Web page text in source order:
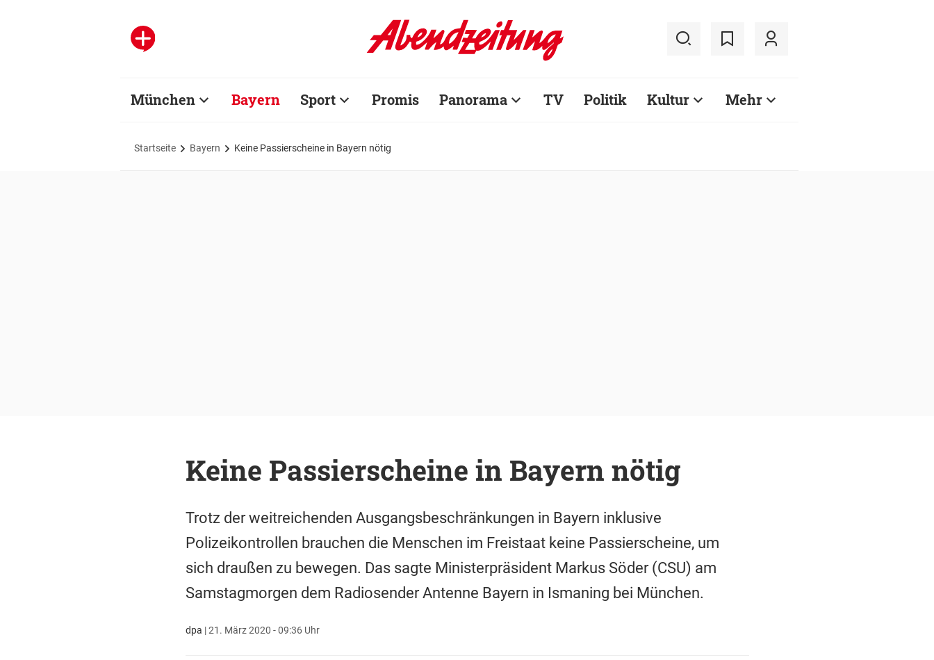
München Bayern Sport Promis Panorama TV Politik Kultur Mehr
Startseite Bayern Keine Passierscheine in Bayern nötig
Keine Passierscheine in Bayern nötig
Trotz der weitreichenden Ausgangsbeschränkungen in Bayern inklusive
Polizeikontrollen brauchen die Menschen im Freistaat keine Passierscheine, um
sich draußen zu bewegen. Das sagte Ministerpräsident Markus Söder (CSU) am
Samstagmorgen dem Radiosender Antenne Bayern in Ismaning bei München.
dpa |21. März 2020 - 09:36 Uhr